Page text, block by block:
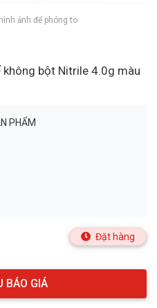
ảnh để phóng to
bột Nitrile 4.0g màu
PHẨM
Đặt hàng